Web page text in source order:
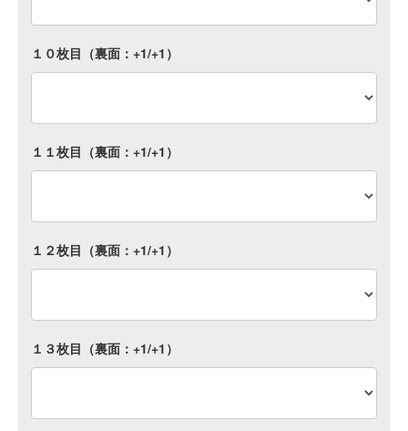
１０枚目（裏面：+1/+1）
１１枚目（裏面：+1/+1）
１２枚目（裏面：+1/+1）
１３枚目（裏面：+1/+1）